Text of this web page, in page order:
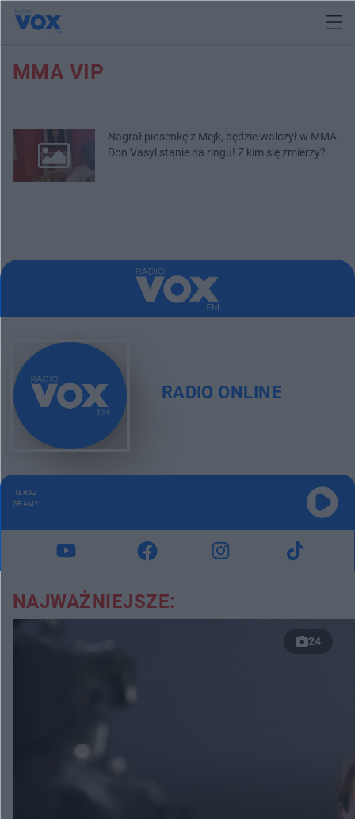
MMA VIP
Nagrał piosenkę z Mejk, będzie walczył w MMA.
Don Vasyl stanie na ringu! Z kim się zmierzy?
RADIO ONLINE
TERAZ
GRAMY
NAJWAŻNIEJSZE:
24